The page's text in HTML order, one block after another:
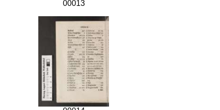
00013